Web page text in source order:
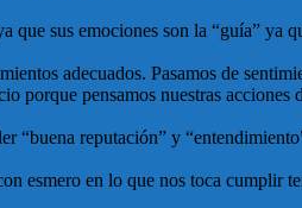
sus emociones son la “guía” ya
adecuados. Pasamos de
pensamos nuestras acciones
“buena reputación” y
esmero en lo que nos toca cumplir